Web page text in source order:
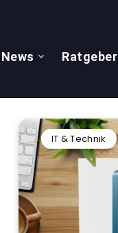
News Ratgeber
IT & Technik